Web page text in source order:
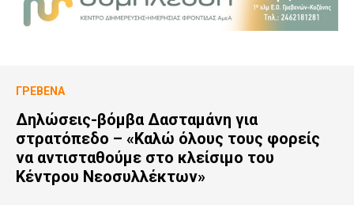
ΓΡΕΒΕΝΆ
Δηλώσεις-βόμβα Δασταμάνη για
στρατόπεδο – «Καλώ όλους τους φορείς
να αντισταθούμε στο κλείσιμο του
Κέντρου Νεοσυλλέκτων»